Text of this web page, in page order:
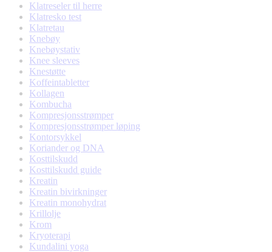
Klatreseler til herre
Klatresko test
Klatretau
Knebøy
Knebøystativ
Knee sleeves
Knestøtte
Koffeintabletter
Kollagen
Kombucha
Kompresjonsstrømper
Kompresjonsstrømper løping
Kontorsykkel
Koriander og DNA
Kosttilskudd
Kosttilskudd guide
Kreatin
Kreatin bivirkninger
Kreatin monohydrat
Krillolje
Krom
Kryoterapi
Kundalini yoga